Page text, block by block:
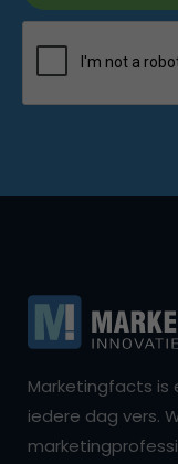
Marketingfacts is
iedere dag vers.